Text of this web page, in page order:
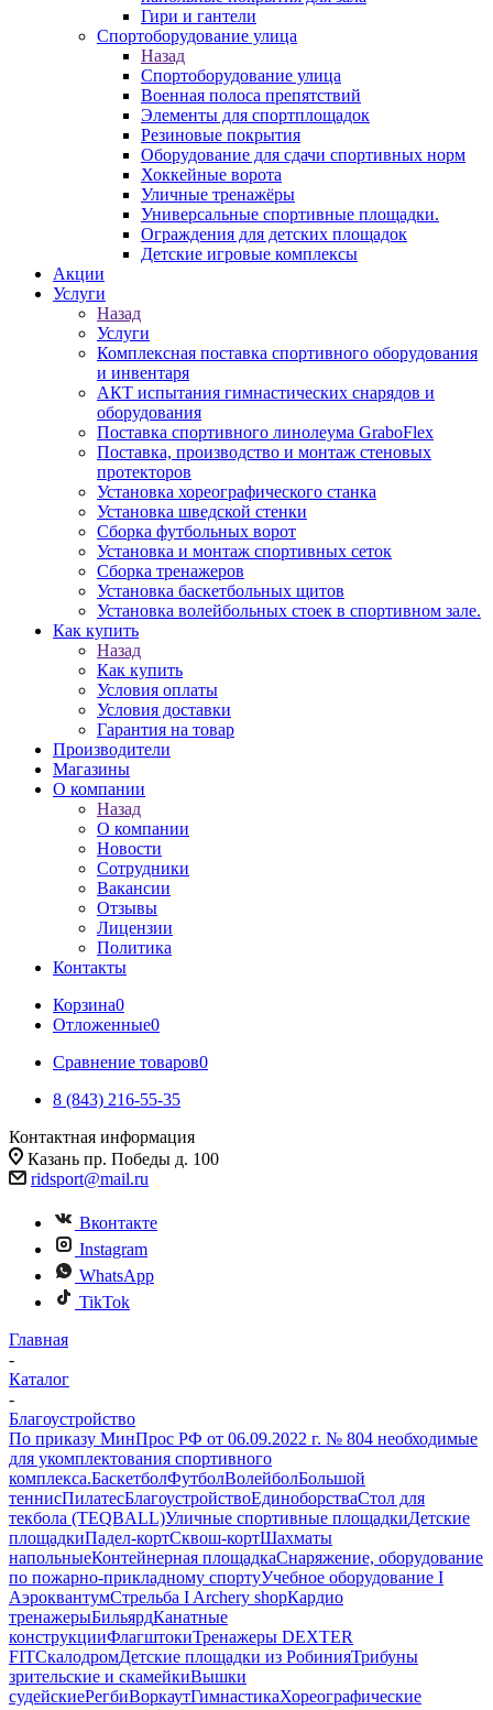
Гири и гантели
Спортоборудование улица
Назад
Спортоборудование улица
Военная полоса препятствий
Элементы для спортплощадок
Резиновые покрытия
Оборудование для сдачи спортивных норм
Хоккейные ворота
Уличные тренажёры
Универсальные спортивные площадки.
Ограждения для детских площадок
Детские игровые комплексы
Акции
Услуги
Назад
Услуги
Комплексная поставка спортивного оборудования
и инвентаря
АКТ испытания гимнастических снарядов и
оборудования
Поставка спортивного линолеума GraboFlex
Поставка, производство и монтаж стеновых
протекторов
Установка хореографического станка
Установка шведской стенки
Сборка футбольных ворот
Установка и монтаж спортивных сеток
Сборка тренажеров
Установка баскетбольных щитов
Установка волейбольных стоек в спортивном зале.
Как купить
Назад
Как купить
Условия оплаты
Условия доставки
Гарантия на товар
Производители
Магазины
О компании
Назад
О компании
Новости
Сотрудники
Вакансии
Отзывы
Лицензии
Политика
Контакты
Корзина0
Отложенные0
Сравнение товаров0
8 (843) 216-55-35
Контактная информация
Казань пр. Победы д. 100
ridsport@mail.ru
Вконтакте
Instagram
WhatsApp
TikTok
Главная
-
Каталог
-
Благоустройство
По приказу МинПрос РФ от 06.09.2022 г. № 804 необходимые
для укомплектования спортивного
комплекса.БаскетболФутболВолейболБольшой
теннисПилатесБлагоустройствоЕдиноборстваСтол для
текбола (TEQBALL)Уличные спортивные площадкиДетские
площадкиПадел-кортСквош-кортШахматы
напольныеКонтейнерная площадкаСнаряжение, оборудование
по пожарно-прикладному спортуУчебное оборудование I
АэроквантумСтрельба I Archery shopКардио
тренажерыБильярдКанатные
конструкцииФлагштокиТренажеры DEXTER
FITСкалодромДетские площадки из РобинияТрибуны
зрительские и скамейкиВышки
судейскиеРегбиВоркаутГимнастикаХореографические